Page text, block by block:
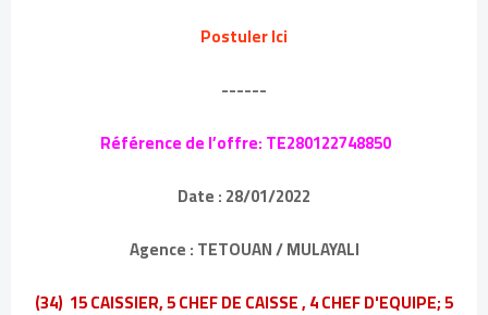
Postuler Ici
------
Référence de l’offre: TE280122748850
Date : 28/01/2022
Agence : TETOUAN / MULAYALI
(34) 15 CAISSIER, 5 CHEF DE CAISSE , 4 CHEF D'EQUIPE; 5